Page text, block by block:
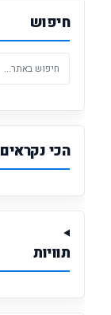
חיפוש
הכי נקראים
תוויות